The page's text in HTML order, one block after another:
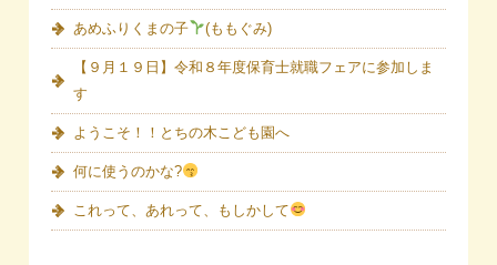
あめふりくまの子 (ももぐみ)
【９月１９日】令和８年度保育士就職フェアに参加しま
す
ようこそ！！とちの木こども園へ
何に使うのかな?
これって、あれって、もしかして